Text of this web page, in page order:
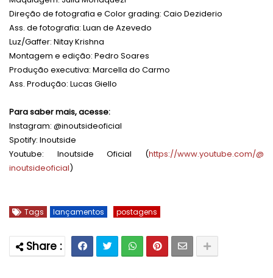
Direção de fotografia e Color grading: Caio Deziderio
Ass. de fotografia: Luan de Azevedo
Luz/Gaffer: Nitay Krishna
Montagem e edição: Pedro Soares
Produção executiva: Marcella do Carmo
Ass. Produção: Lucas Giello
Para saber mais, acesse:
Instagram: @inoutsideoficial
Spotify: Inoutside
Youtube: Inoutside Oficial (https://www.youtube.com/@
inoutsideoficial)
Tags lançamentos postagens